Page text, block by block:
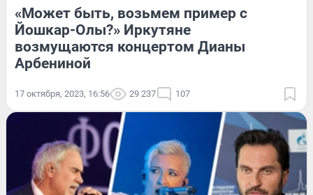
«Может быть, возьмем пример с
Йошкар-Олы?» Иркутяне
возмущаются концертом Дианы
Арбениной
17 октября, 2023, 16:56 29 237 107